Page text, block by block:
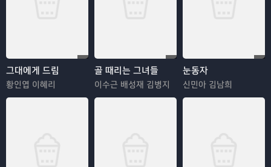
그대에게 드림
황인엽 이혜리
골 때리는 그녀들
이수근 배성재 김병지
눈동자
신민아 김남희